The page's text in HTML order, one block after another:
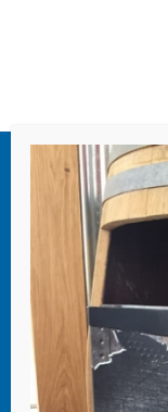
mr
Miori Roberto
Oberdorf 47
6403
Telefon 041 850